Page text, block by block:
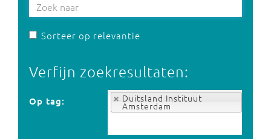
Sorteer op relevantie
Verfijn zoekresultaten:
Op tag: Duitsland Instituut
Amsterdam
Op tag: